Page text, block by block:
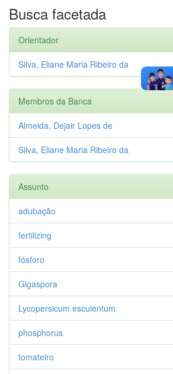
Busca facetada
Orientador
Silva, Eliane Maria Ribeiro da
Membros da Banca
Almeida, Dejair Lopes de
Silva, Eliane Maria Ribeiro da
Assunto
adubação
fertilizing
fósforo
Gigaspora
Lycopersicum esculentum
phosphorus
tomateiro